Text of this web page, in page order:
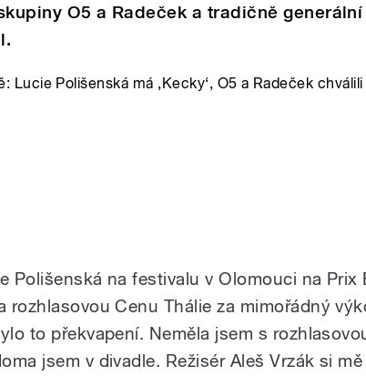
O5 a Radeček a tradičně
Lucie Polišenská má ‚Kecky‘, O5 a Radeček
Polišenská na festivalu v Olomouci na Prix
rozhlasovou Cenu Thálie za mimořádný
to překvapení. Neměla jsem s
jsem v divadle. Režisér Aleš Vrzák si